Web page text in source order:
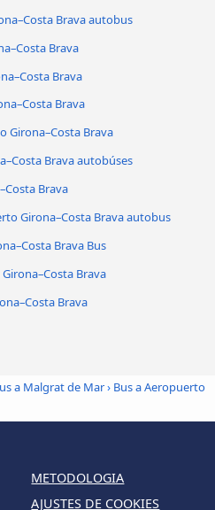
Brava autobus
Brava
Brava
Brava
Girona–Costa Brava
Brava autobúses
Brava
Girona–Costa Brava autobus
Brava Bus
Brava
Brava
a Malgrat de Mar› Bus a Aeropuerto
METODOLOGIA
AJUSTES DE COOKIES